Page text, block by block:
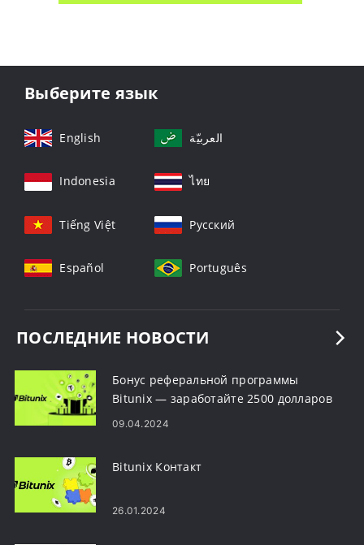
Выберите язык
English العربيّة
Indonesia ไทย
Tiếng Việt Русский
Español Português
ПОСЛЕДНИЕ НОВОСТИ
Бонус реферальной программы
Bitunix — заработайте 2500 долларов
США
09.04.2024
Bitunix Контакт
26.01.2024